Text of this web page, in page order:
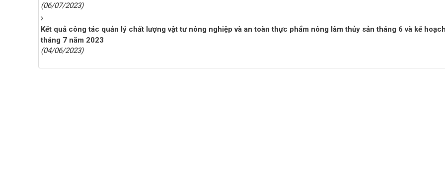
(06/07/2023)
Kết quả công tác quản lý chất lượng vật tư nông nghiệp và an toàn thực phẩm nông lâm thủy sản tháng 6 và kế
tháng 7 năm 2023
(04/06/2023)